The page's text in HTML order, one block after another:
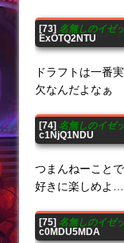
[73] 名無しのイゼ
ExOTQ2NTU
ドラフトは一番
欠なんだよなぁ
[74] 名無しのイゼ
c1NjQ1NDU
つまんねーこと
好きに楽しめよ…
[75] 名無しのイゼ
c0MDU5MDA